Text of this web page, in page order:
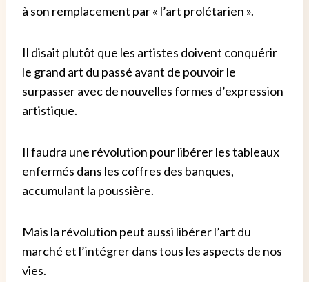
à son remplacement par « l’art prolétarien ».
Il disait plutôt que les artistes doivent conquérir
le grand art du passé avant de pouvoir le
surpasser avec de nouvelles formes d’expression
artistique.
Il faudra une révolution pour libérer les tableaux
enfermés dans les coffres des banques,
accumulant la poussière.
Mais la révolution peut aussi libérer l’art du
marché et l’intégrer dans tous les aspects de nos
vies.